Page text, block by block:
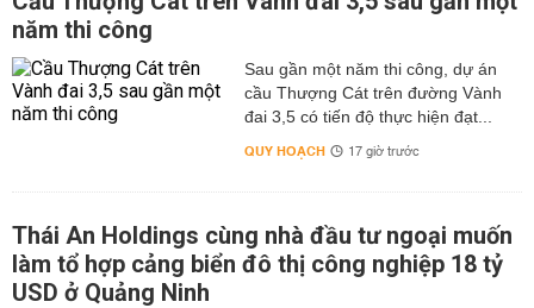
năm thi công
Sau gần một năm thi công, dự án
cầu Thượng Cát trên đường Vành
đai 3,5 có tiến độ thực hiện đạt...
QUY HOẠCH 17 giờ trước
Thái An Holdings cùng nhà đầu tư ngoại muốn
làm tổ hợp cảng biển đô thị công nghiệp 18 tỷ
USD ở Quảng Ninh